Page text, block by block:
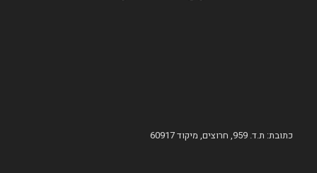
כתובת: ת.ד. 959, חרוצים, מיקוד 60917